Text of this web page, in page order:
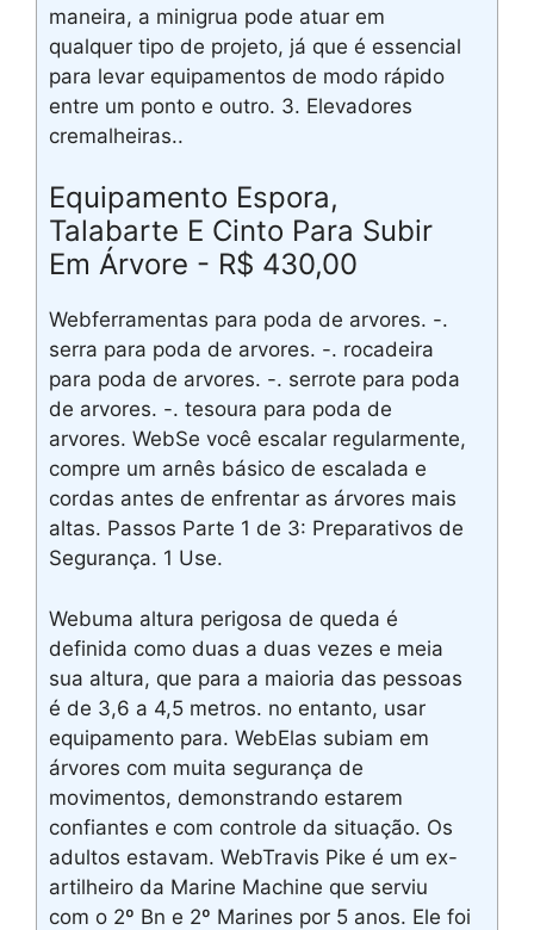
maneira, a minigrua pode atuar em
qualquer tipo de projeto, já que é essencial
para levar equipamentos de modo rápido
entre um ponto e outro. 3. Elevadores
cremalheiras..
Equipamento Espora,
Talabarte E Cinto Para Subir
Em Árvore - R$ 430,00
Webferramentas para poda de arvores. -.
serra para poda de arvores. -. rocadeira
para poda de arvores. -. serrote para poda
de arvores. -. tesoura para poda de
arvores. WebSe você escalar regularmente,
compre um arnês básico de escalada e
cordas antes de enfrentar as árvores mais
altas. Passos Parte 1 de 3: Preparativos de
Segurança. 1 Use.
Webuma altura perigosa de queda é
definida como duas a duas vezes e meia
sua altura, que para a maioria das pessoas
é de 3,6 a 4,5 metros. no entanto, usar
equipamento para. WebElas subiam em
árvores com muita segurança de
movimentos, demonstrando estarem
confiantes e com controle da situação. Os
adultos estavam. WebTravis Pike é um ex-
artilheiro da Marine Machine que serviu
com o 2º Bn e 2º Marines por 5 anos. Ele foi